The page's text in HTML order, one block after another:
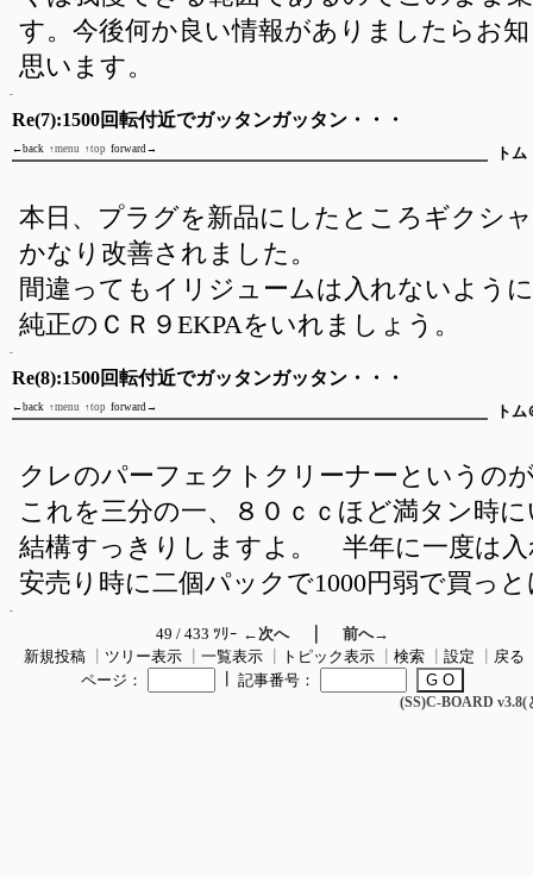
す。今後何か良い情報がありましたらお
思います。
Re(7):1500回転付近でガッタンガッタン・・・
←back ↑menu ↑top forward→ トム
本日、プラグを新品にしたところギクシ
かなり改善されました。
間違ってもイリジュームは入れないよう
純正のＣＲ９EKPAをいれましょう。
Re(8):1500回転付近でガッタンガッタン・・・
←back ↑menu ↑top forward→ ト
クレのパーフェクトクリーナーというの
これを三分の一、８０ｃｃほど満タン時
結構すっきりしますよ。 半年に一度は
安売り時に二個パックで1000円弱で買っ
49 / 433 ﾂﾘｰ ←次へ｜ 前へ→
新規投稿
ツリー表示 一覧表示 トピック表示 検索 設定
戻る
ページ：
記事番号：
(SS)C-BOARD v3.8(